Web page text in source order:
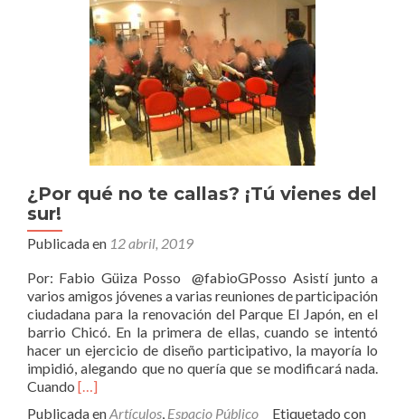
los
¿Por qué no te callas? ¡Tú vienes del
sur!
Publicada en 12 abril, 2019
Por: Fabio Güiza Posso @fabioGPosso Asistí junto a
varios amigos jóvenes a varias reuniones de participación
ciudadana para la renovación del Parque El Japón, en el
barrio Chicó. En la primera de ellas, cuando se intentó
hacer un ejercicio de diseño participativo, la mayoría lo
impidió, alegando que no quería que se modificará nada.
Cuando Leer
[…]
Publicada enArtículos, Espacio Público
Etiquetado con